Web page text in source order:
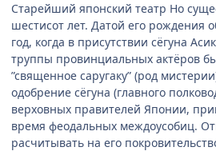
Старейший японский театр Но
шестисот лет. Датой его рождения
год, когда в присутствии сёгуна
труппы провинциальных актёров
”священное саругаку” (род
одобрение сёгуна (главного
верховных правителей Японии,
время феодальных междоусобиц.
расчитывать на его